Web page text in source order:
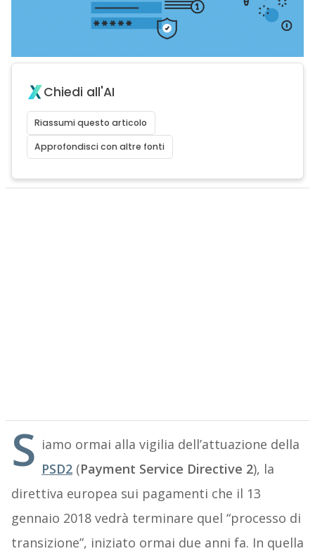
Chiedi all'AI
Riassumi questo articolo
Approfondisci con altre fonti
S iamo ormai alla vigilia dell’attuazione della
PSD2(Payment Service Directive 2), la
direttiva europea sui pagamenti che il 13
gennaio 2018 vedrà terminare quel “processo di
transizione”, iniziato ormai due anni fa. In quella